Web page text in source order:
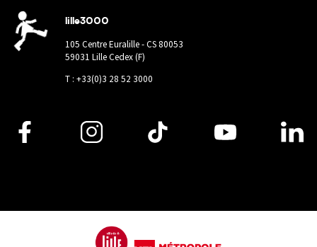
lille3000
105 Centre Euralille - CS 80053
59031 Lille Cedex (F)
T : +33(0)3 28 52 3000